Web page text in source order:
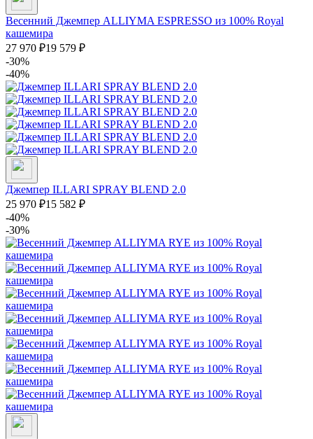
Весенний Джемпер ALLIYMA ESPRESSO из 100% Royal
кашемира
27 970 ₽19 579 ₽
-30%
-40%
Джемпер ILLARI SPRAY BLEND 2.0
25 970 ₽15 582 ₽
-40%
-30%